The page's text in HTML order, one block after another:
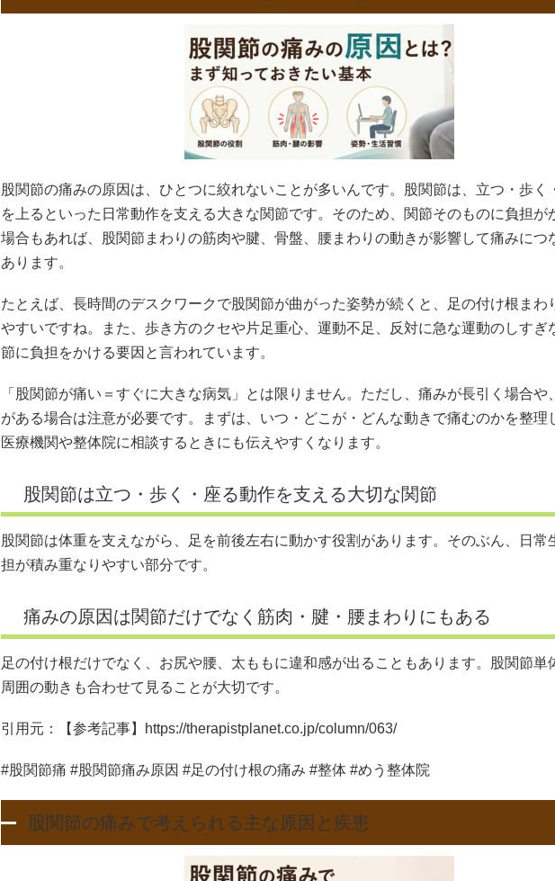
股関節の痛みの原因は、ひとつに絞れないことが多いんです。股関節は、立つ・歩く
を上るといった日常動作を支える大きな関節です。そのため、関節そのものに負担が
場合もあれば、股関節まわりの筋肉や腱、骨盤、腰まわりの動きが影響して痛みにつ
あります。
たとえば、長時間のデスクワークで股関節が曲がった姿勢が続くと、足の付け根まわ
やすいですね。また、歩き方のクセや片足重心、運動不足、反対に急な運動のしすぎ
節に負担をかける要因と言われています。
「股関節が痛い＝すぐに大きな病気」とは限りません。ただし、痛みが長引く場合や
がある場合は注意が必要です。まずは、いつ・どこが・どんな動きで痛むのかを整理
医療機関や整体院に相談するときにも伝えやすくなります。
股関節は立つ・歩く・座る動作を支える大切な関節
股関節は体重を支えながら、足を前後左右に動かす役割があります。そのぶん、日常
担が積み重なりやすい部分です。
痛みの原因は関節だけでなく筋肉・腱・腰まわりにもある
足の付け根だけでなく、お尻や腰、太ももに違和感が出ることもあります。股関節単
周囲の動きも合わせて見ることが大切です。
引用元：【参考記事】https://therapistplanet.co.jp/column/063/
#股関節痛 #股関節痛み原因 #足の付け根の痛み #整体 #めう整体院
股関節の痛みで考えられる主な原因と疾患